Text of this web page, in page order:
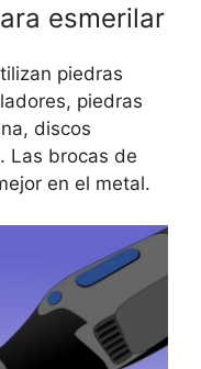
esmerilar
piedras
piedras
discos
Las brocas de
en el metal.